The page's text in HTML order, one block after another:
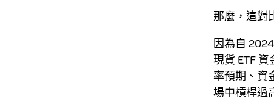
那麼，這對
因為自
現貨 ETF
率預期、資
場中槓桿過